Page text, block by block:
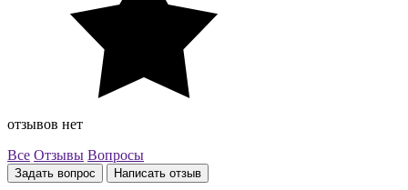
отзывов нет
Все Отзывы Вопросы
Задать вопрос Написать отзыв